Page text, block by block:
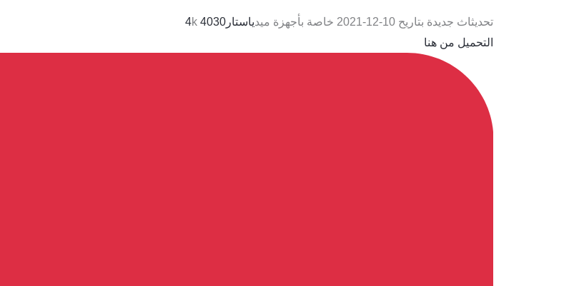
تحديثاث جديدة بتاريح 10-12-2021 خاصة بأجهزة ميد ياستار4030 4
k
التحميل من هنا